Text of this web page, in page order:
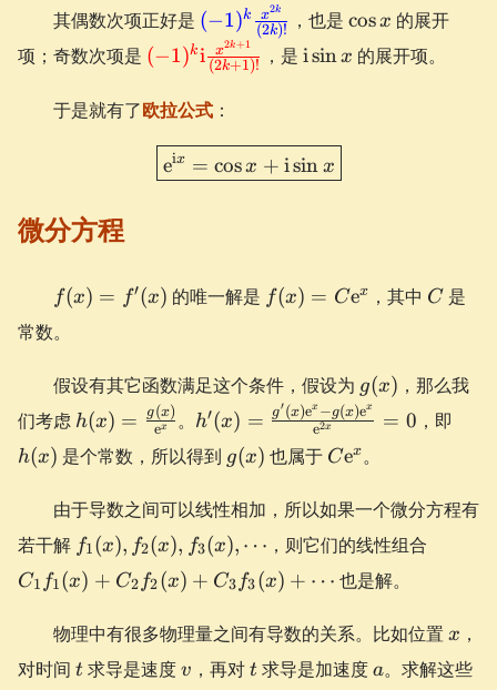
其偶数次项正好是 \textcolor{blue}
{(-1)^k\frac{x^{2k}}
{(2k)!}}
(−1)k
(2k)!
x2k ，也是 \cos
cosx 的展开
项；奇数次项是 \textcolor{red}
{(-1)^k\i
\frac{x^{2k+1}}
{(2k+1)!}}
(−1)ki (2k+1)!
x2k+1 ，是 \i\sin
isinx 的展开项。
于是就有了欧拉公式 ：
\boxed{ \e^{\i x} = \cos
eix = cosx + isin x
微分方程
f(x)
=
f'(x)
f(x) = f′(x) 的唯一解是 f(x) =
C\e^{x}
f(x) = Cex ，其中 C
C 是
常数。
假设有其它函数满足这个条件，假设为 g(x)
g(x) ，那么我
们考虑 h(x) =
\frac{g(x)}
{\e^{x}}
h(x) = ex
g(x) 。 h'(x) =
\frac{g'(x)\e^x
- g(x)\e^x}
h′(x) = e2x
g′(x)ex −g(x)ex
= 0 ，即
h(x) 是个常数，所以得到 g(x)
g(x) 也属于 C\e^{x}
Cex。
由于导数之间可以线性相加，所以如果一个微分方程有
若干解 f_1(x),
f_2(x),
f_3(x),
f1(x), f2(x), f3(x), ⋯ ，则它们的线性组合
+
C1 f1(x) + C2 f2(x) + C3 f3(x) + ⋯ 也是解。
物理中有很多物理量之间有导数的关系。比如位置 x
x ，
对时间 t
t 求导是速度v
v ，再对t
t求导是加速度 a
a。求解这些